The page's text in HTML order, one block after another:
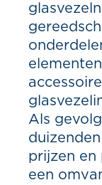
Als
prijzen en
een